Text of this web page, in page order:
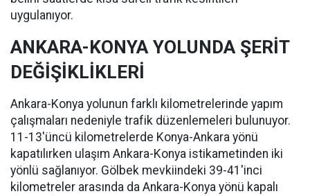
uygulanıyor.
ANKARA-KONYA YOLUNDA ŞERİT
DEĞİŞİKLİKLERİ
Ankara-Konya yolunun farklı kilometrelerinde yapım
çalışmaları nedeniyle trafik düzenlemeleri bulunuyor.
11-13'üncü kilometrelerde Konya-Ankara yönü
kapatılırken ulaşım Ankara-Konya istikametinden iki
yönlü sağlanıyor. Gölbek mevkiindeki 39-41'inci
kilometreler arasında da Ankara-Konya yönü kapalı